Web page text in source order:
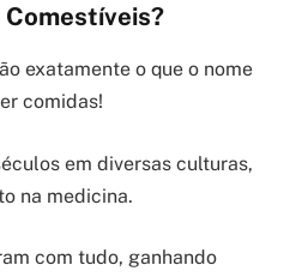
Comestíveis?
exatamente o que o nome
comidas!
em diversas culturas,
na medicina.
com tudo, ganhando